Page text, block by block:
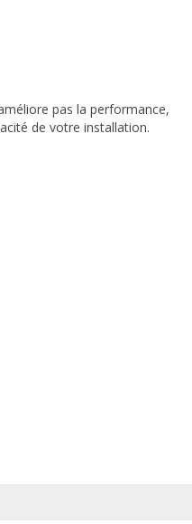
pas la performance,
de votre installation.